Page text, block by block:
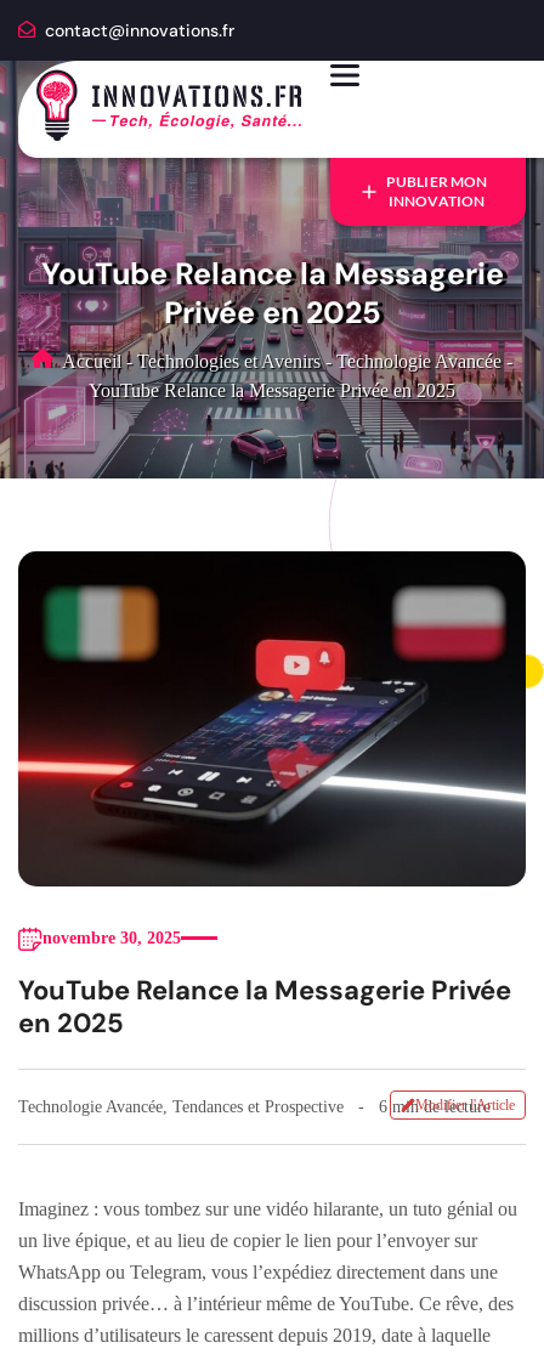
contact@innovations.fr
PUBLIER MON
INNOVATION
YouTube Relance la Messagerie
Privée en 2025
Accueil - Technologies et Avenirs - Technologie Avancée -
YouTube Relance la Messagerie Privée en 2025
novembre 30, 2025
YouTube Relance la Messagerie Privée
en 2025
Technologie Avancée Tendances et Prospective 6 min de lecture
Modifier l'Article
Imaginez : vous tombez sur une vidéo hilarante, un tuto génial ou
un live épique, et au lieu de copier le lien pour l’envoyer sur
WhatsApp ou Telegram, vous l’expédiez directement dans une
discussion privée… à l’intérieur même de YouTube. Ce rêve, des
millions d’utilisateurs le caressent depuis 2019, date à laquelle